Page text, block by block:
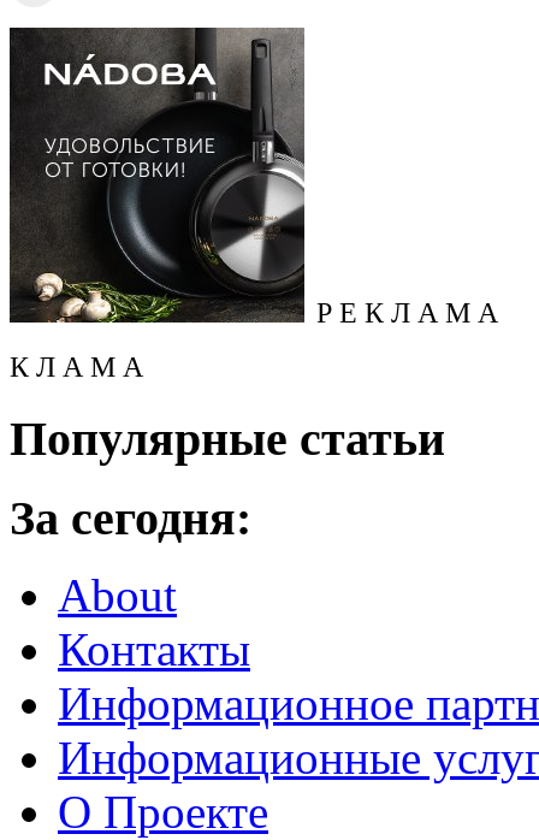
Р Е К Л А М А
К Л А М А
Популярные статьи
За сегодня:
About
Контакты
Информационное
Информационные
О Проекте